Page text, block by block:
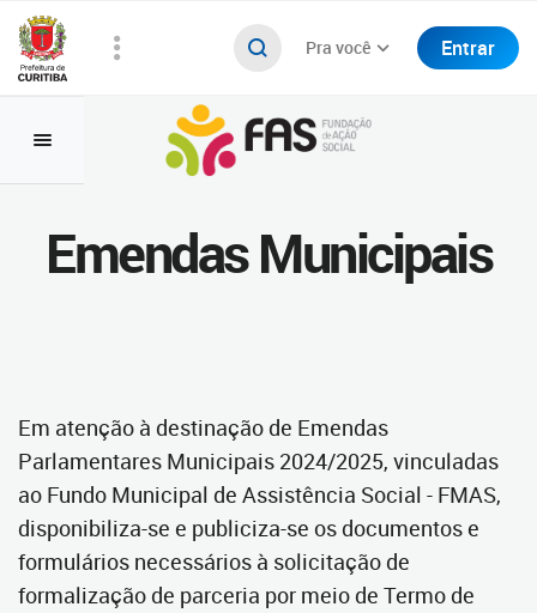
Pra você Entrar
Emendas Municipais
Em atenção à destinação de Emendas
Parlamentares Municipais 2024/2025, vinculadas
ao Fundo Municipal de Assistência Social - FMAS,
disponibiliza-se e publiciza-se os documentos e
formulários necessários à solicitação de
formalização de parceria por meio de Termo de